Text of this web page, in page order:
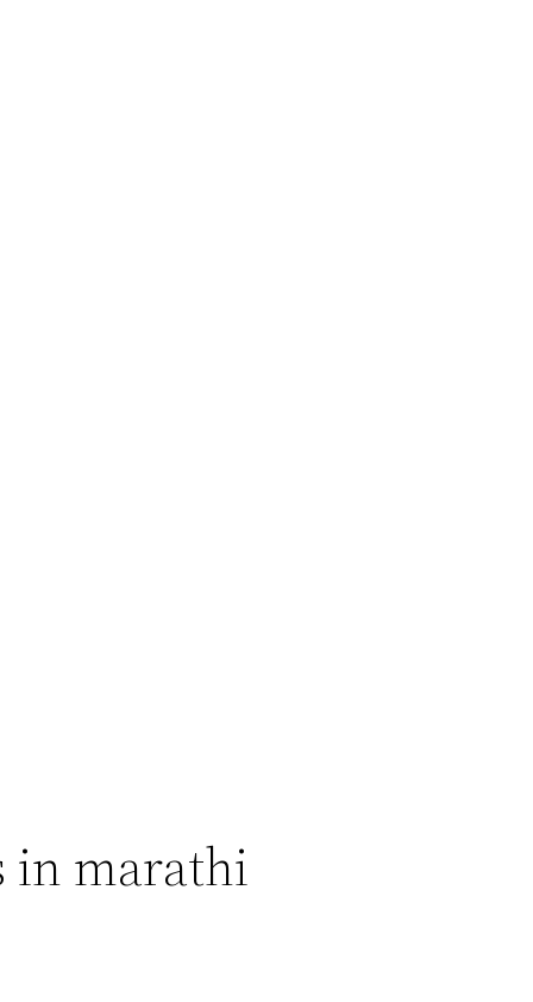
in marathi